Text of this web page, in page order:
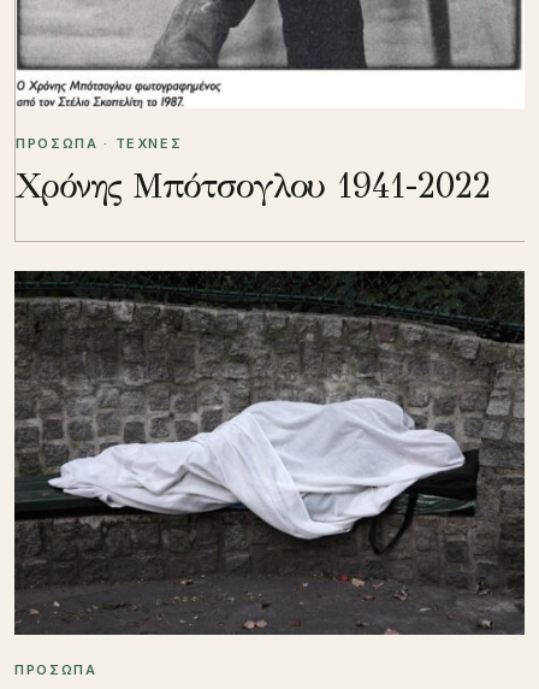
ΠΡΟΣΩΠΑ · ΤΕΧΝΕΣ
Χρόνης Μπότσογλου 1941-2022
ΠΡΟΣΩΠΑ